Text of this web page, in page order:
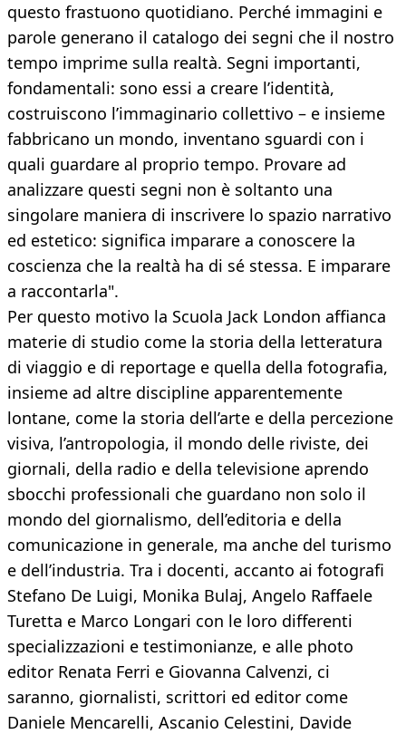
questo frastuono quotidiano. Perché immagini e
parole generano il catalogo dei segni che il nostro
tempo imprime sulla realtà. Segni importanti,
fondamentali: sono essi a creare l’identità,
costruiscono l’immaginario collettivo – e insieme
fabbricano un mondo, inventano sguardi con i
quali guardare al proprio tempo. Provare ad
analizzare questi segni non è soltanto una
singolare maniera di inscrivere lo spazio narrativo
ed estetico: significa imparare a conoscere la
coscienza che la realtà ha di sé stessa. E imparare
a raccontarla".
Per questo motivo la Scuola Jack London affianca
materie di studio come la storia della letteratura
di viaggio e di reportage e quella della fotografia,
insieme ad altre discipline apparentemente
lontane, come la storia dell’arte e della percezione
visiva, l’antropologia, il mondo delle riviste, dei
giornali, della radio e della televisione aprendo
sbocchi professionali che guardano non solo il
mondo del giornalismo, dell’editoria e della
comunicazione in generale, ma anche del turismo
e dell’industria. Tra i docenti, accanto ai fotografi
Stefano De Luigi, Monika Bulaj, Angelo Raffaele
Turetta e Marco Longari con le loro differenti
specializzazioni e testimonianze, e alle photo
editor Renata Ferri e Giovanna Calvenzi, ci
saranno, giornalisti, scrittori ed editor come
Daniele Mencarelli, Ascanio Celestini, Davide